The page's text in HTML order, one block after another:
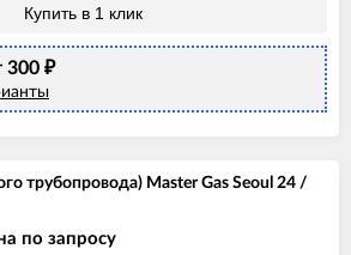
Купить в 1 клик
300 ₽
трубопровода) Master Gas Seoul 24 /
по запросу